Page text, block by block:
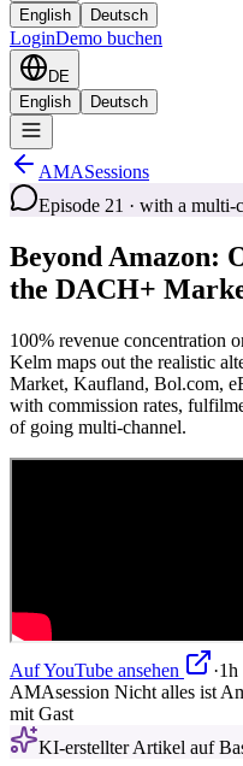
English
Deutsch
LoginDemo buchen
DE
English
Deutsch
AMASessions
Episode 21 · with a multi-
Beyond Amazon:
the DACH+
100% revenue concentration
Kelm maps out the realistic
Market, Kaufland, Bol.com,
with commission rates,
of going multi-channel.
Auf YouTube ansehen ·1h
AMAsession Nicht alles ist
mit Gast
KI-erstellter Artikel auf